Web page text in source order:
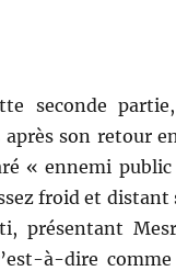
seconde
après son retour
« ennemi
froid et distant
présentant
à-dire